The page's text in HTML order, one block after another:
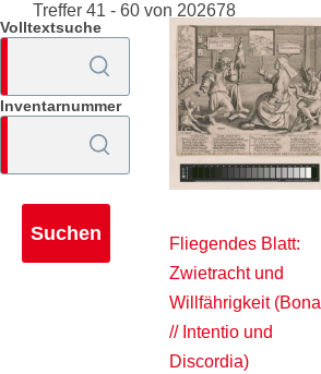
Treffer 41 - 60 von 202678
Volltextsuche
Inventarnummer
Fliegendes Blatt:
Zwietracht und
Willfährigkeit (Bona
// Intentio und
Discordia)